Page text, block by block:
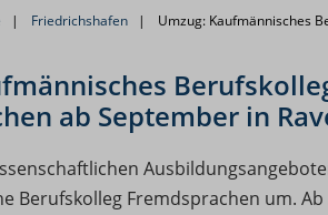
Friedrichshafen Umzug: Kaufmännisches
ab September in
Berufskolleg Fremdsprachen um.